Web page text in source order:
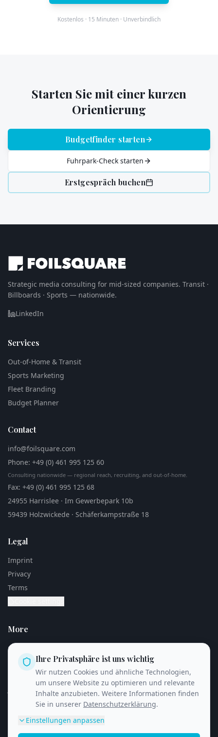
Kostenlos · 15 Minuten · Unverbindlich
Starten Sie mit einer kurzen
Orientierung
Budgetfinder starten
Fuhrpark-Check starten
Erstgespräch buchen
Strategic media consulting for mid-sized companies. Transit ·
Billboards · Sports — nationwide.
LinkedIn
Services
Out-of-Home & Transit
Sports Marketing
Fleet Branding
Budget Planner
Contact
info@foilsquare.com
Phone: +49 (0) 461 995 125 60
Consulting nationwide — regional reach, recruiting, and out-of-home.
Fax: +49 (0) 461 995 125 68
24955 Harrislee · Im Gewerbepark 10b
59439 Holzwickede · Schäferkampstraße 18
Legal
Imprint
Privacy
Terms
More
Case Studies
Blog
Recruitment Advertising
Jobs & Careers
Ihre Privatsphäre ist uns wichtig
Wir nutzen Cookies und ähnliche Technologien,
um unsere Website zu optimieren und relevante
Inhalte anzubieten. Weitere Informationen finden
Sie in unserer Datenschutzerklärung.
Einstellungen anpassen